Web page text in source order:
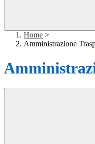
Home >
Amministrazione